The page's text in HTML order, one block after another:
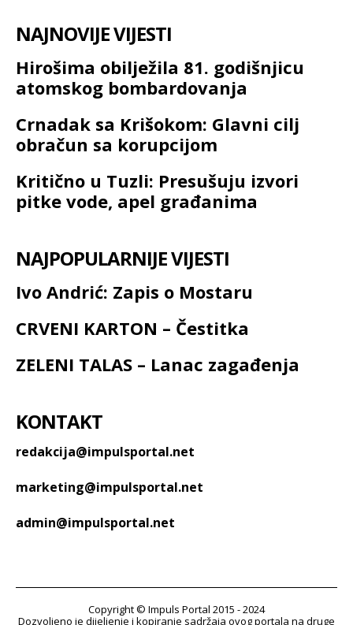
NAJNOVIJE VIJESTI
Hirošima obilježila 81. godišnjicu
atomskog bombardovanja
Crnadak sa Krišokom: Glavni cilj
obračun sa korupcijom
Kritično u Tuzli: Presušuju izvori
pitke vode, apel građanima
NAJPOPULARNIJE VIJESTI
Ivo Andrić: Zapis o Mostaru
CRVENI KARTON – Čestitka
ZELENI TALAS – Lanac zagađenja
KONTAKT
redakcija@impulsportal.net
marketing@impulsportal.net
admin@impulsportal.net
Copyright © Impuls Portal 2015 - 2024
Dozvoljeno je dijeljenje i kopiranje sadržaja ovog portala na druge